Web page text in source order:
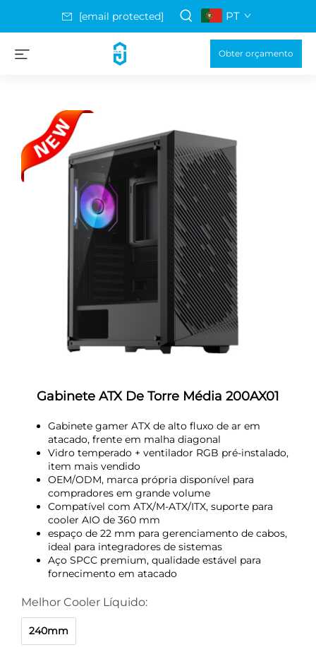
[email protected] PT
Obter orçamento
Gabinete ATX De Torre Média 200AX01
Gabinete gamer ATX de alto fluxo de ar em
atacado, frente em malha diagonal
Vidro temperado + ventilador RGB pré-instalado,
item mais vendido
OEM/ODM, marca própria disponível para
compradores em grande volume
Compatível com ATX/M-ATX/ITX, suporte para
cooler AIO de 360 mm
espaço de 22 mm para gerenciamento de cabos,
ideal para integradores de sistemas
Aço SPCC premium, qualidade estável para
fornecimento em atacado
Melhor Cooler Líquido:
240mm